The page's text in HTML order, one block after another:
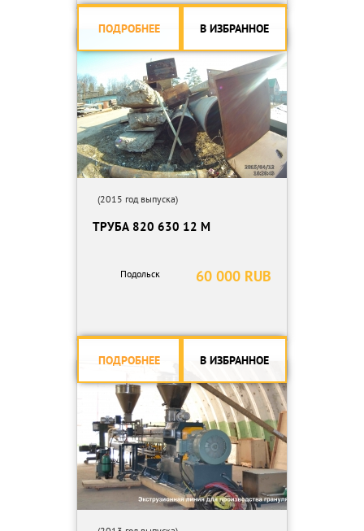
ПОДРОБНЕЕ В ИЗБРАННОЕ
(2015 год выпуска)
ТРУБА 820 630 12 М
60 000 RUB
Подольск
ПОДРОБНЕЕ В ИЗБРАННОЕ